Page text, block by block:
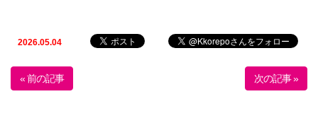
2026.05.04
« 前の記事 次の記事 »